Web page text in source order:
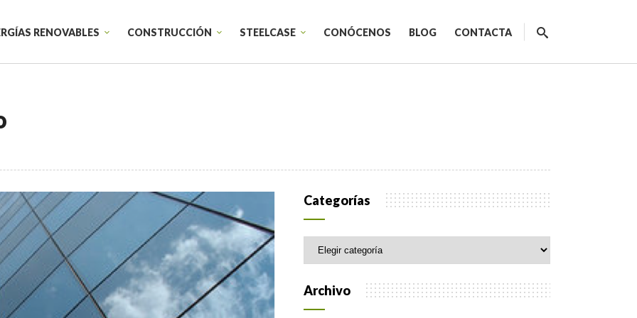
RENOVABLES CONSTRUCCIÓN STEELCASE
Sillones Lounge
Sillas de trabajo individual
Startups
Educación
Sanidad
Diseño de espacios de trabajo
Diseño corporativo
CONÓCENOS BLOG CONTACTA
Categorías
Categorías
Archivo